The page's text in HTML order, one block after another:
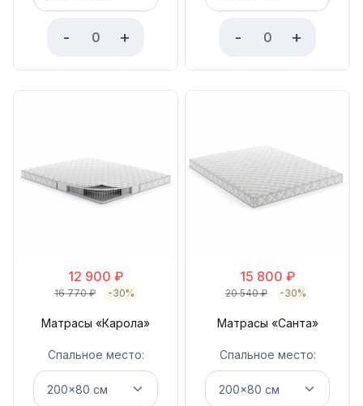
- + - +
12 900 ₽
16 770₽ -30%
Матрасы «Карола»
Спальное место:
15 800 ₽
20 540₽ -30%
Матрасы «Санта»
Спальное место: